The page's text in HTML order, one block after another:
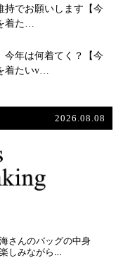
持でお願いします【今
着た…
今年は何着てく？【今
着たいv…
2026.08.08
さんのバッグの中身
しみながら…